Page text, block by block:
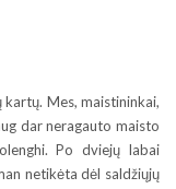
kartų. Mes, maistininkai,
dar neragauto maisto
Po dviejų labai
netikėta dėl saldžiųjų